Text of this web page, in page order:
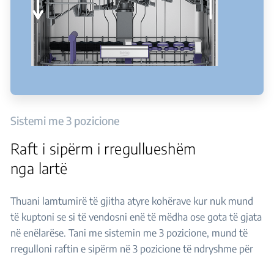
Sistemi me 3 pozicione
Raft i sipërm i rregullueshëm
nga lartë
Thuani lamtumirë të gjitha atyre kohërave kur nuk mund
të kuptoni se si të vendosni enë të mëdha ose gota të gjata
në enëlarëse. Tani me sistemin me 3 pozicione, mund të
rregulloni raftin e sipërm në 3 pozicione të ndryshme për